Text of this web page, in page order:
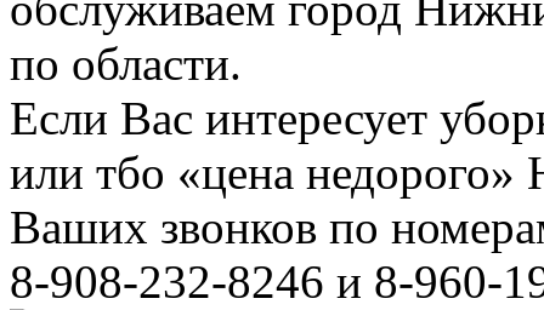
по области.
Если Вас интересует
или тбо «цена
Ваших звонков по
8-908-232-8246 и 8-960-